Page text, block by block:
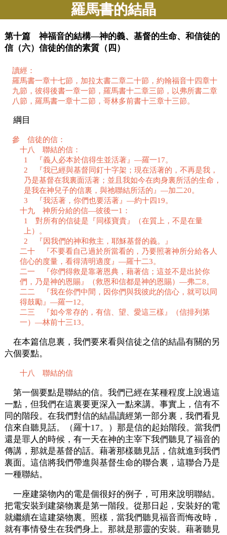
羅馬書的結晶
第十篇 神福音的結構—神的義、基督的生命、和信徒的
信（六）信徒的信的素質（四）
讀經：
羅馬書一章十七節，加拉太書二章二十節，約翰福音十四章十
九節，彼得後書一章一節，羅馬書十二章三節，以弗所書二章
八節，羅馬書一章十二節，哥林多前書十三章十三節。
綱目
參 信徒的信：
十八 聯結的信：
1 『義人必本於信得生並活著』—羅一17。
2 『我已經與基督同釘十字架；現在活著的，不再是我，
乃是基督在我裏面活著；並且我如今在肉身裏所活的生命，
是我在神兒子的信裏，與祂聯結所活的』—加二20。
3 『我活著，你們也要活著』—約十四19。
十九 神所分給的信—彼後一1：
1 對所有的信徒是『同樣寶貴』（在質上，不是在量
上）。
2 『因我們的神和救主，耶穌基督的義。』
二十 『不要看自己過於所當看的，乃要照著神所分給各人
信心的度量，看得清明適度』—羅十二3。
二一 『你們得救是靠著恩典，藉著信；這並不是出於你
們，乃是神的恩賜』（救恩和信都是神的恩賜）—弗二8。
二二 『我在你們中間，因你們與我彼此的信心，就可以同
得鼓勵』—羅一12。
二三 『如今常存的，有信、望、愛這三樣』（信排列第
一）—林前十三13。
在本篇信息裏，我們要來看與信徒之信的結晶有關的另
六個要點。
十八 聯結的信
第一個要點是聯結的信。我們已經在某種程度上說過這
一點，但我們在這裏要更深入一點來講。事實上，信有不
同的階段。在我們對信的結晶讀經第一部分裏，我們看見
信來自聽見話。（羅十17。）那是信的起始階段。當我們
還是罪人的時候，有一天在神的主宰下我們聽見了福音的
傳講，那就是基督的話。藉著那樣聽見話，信就進到我們
裏面。這信將我們帶進與基督生命的聯合裏，這聯合乃是
一種聯結。
一座建築物內的電是個很好的例子，可用來說明聯結。
把電安裝到建築物裏是第一階段。從那日起，安裝好的電
就繼續在這建築物裏。照樣，當我們聽見福音而悔改時，
就有事情發生在我們身上。那就是那靈的安裝。藉著聽見